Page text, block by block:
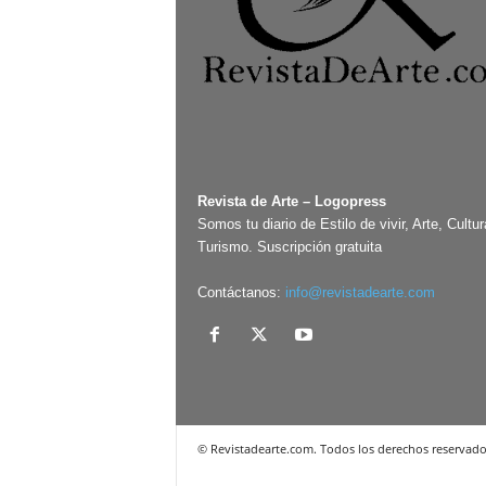
Revista de Arte – Logopress
Somos tu diario de Estilo de vivir, Arte,
Turismo. Suscripción gratuita
Contáctanos: info@revistadearte.com
© Revistadearte.com. Todos los derechos